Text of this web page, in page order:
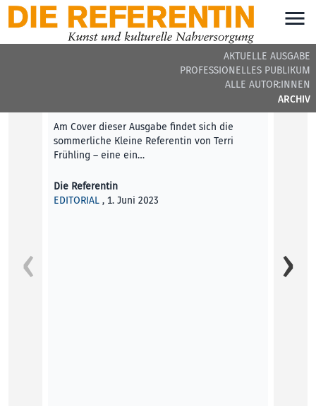
AKTUELLE AUSGABE
PROFESSIONELLES PUBLIKUM
ALLE AUTOR:INNEN
ARCHIV
DIE REFERENTIN #32 - BEITRÄGE DER AUSGABE
Am Cover dieser Ausgabe findet sich die
sommerliche Kleine Referentin von Terri
Frühling – eine ein…
Die Referentin
EDITORIAL , 1. Juni 2023